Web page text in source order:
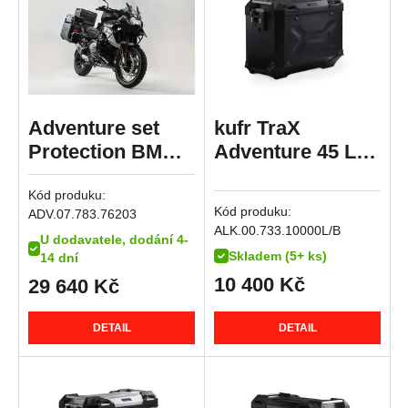
R 1150 RS
R 1150 RT
HP2 Enduro
HP2 Megamoto
R nineT Pure
R nineT Scrambler
R nineT Urban G/S
R nineT Urban G/S Edition 40 Years
K 1200 GT
K 1200 R
U dodavatele, dodání 4-
14 dní
Adventure set
Protection BMW
R 1200 GS LC /
Rallye (16-18).
Kód produku:
ADV.07.783.76203
29 640 Kč
DETAIL
Skladem (5+ ks)
kufr TraX
Adventure 45 L
Kód produku:
ALK.00.733.10000L/B
10 400 Kč
DETAIL